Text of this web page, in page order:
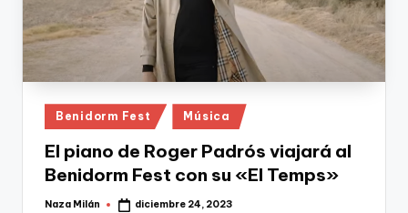
Publicado
en
Benidorm Fest Música
El piano de Roger Padrós viajará al
Benidorm Fest con su «El Temps»
Publicado
Naza Milán diciembre 24, 2023